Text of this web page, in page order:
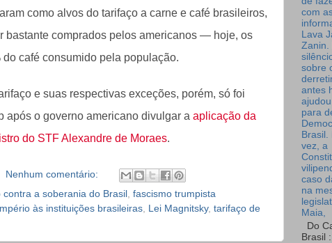
como alvos do tarifaço a carne e café brasileiros,
bastante comprados pelos americanos — hoje, os
café consumido pela população.
e suas respectivas exceções, porém, só foi
após o governo americano divulgar a aplicação da
do STF Alexandre de Moraes.
Nenhum comentário:
a soberania do Brasil , fascismo trumpista
às instituições brasileiras, Lei Magnitsky, tarifaço de
com
Lava
Zanin.
sobre
antes
para
Brasil.
vez, a
caso
na
Maia,
Do
Brasil :